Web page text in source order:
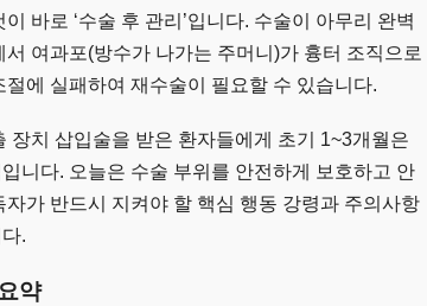
바로 ‘수술 후 관리’입니다. 수술이 아무리 완벽
여과포(방수가 나가는 주머니)가 흉터 조직으로
에 실패하여 재수술이 필요할 수 있습니다.
장치 삽입술을 받은 환자들에게 초기 1~3개월은
니다. 오늘은 수술 부위를 안전하게 보호하고 안
가 반드시 지켜야 할 핵심 행동 강령과 주의사항
.
약